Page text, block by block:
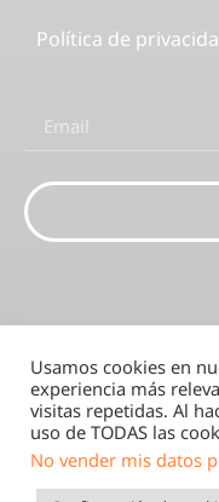
Política de
Usamos cookies en
experiencia más
visitas repetidas. Al
uso de TODAS las
No vender mis datos